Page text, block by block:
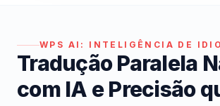
WPS AI: INTELIGÊNCIA DE
Tradução Paralela
com IA e Precisão